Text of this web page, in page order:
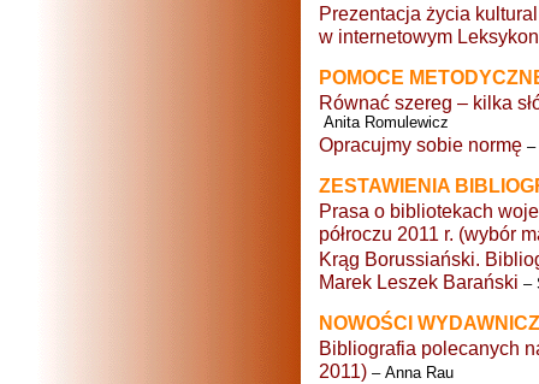
Prezentacja życia
w internetowym
POMOCE
Równać szereg – kilka
Anita Romulewicz
Opracujmy sobie normę –
ZESTAWIENIA
Prasa o bibliotekach
półroczu 2011 r. (wybór
Krąg Borussiański.
Marek Leszek Barański –
NOWOŚCI
Bibliografia polecanych
2011) – Anna Rau